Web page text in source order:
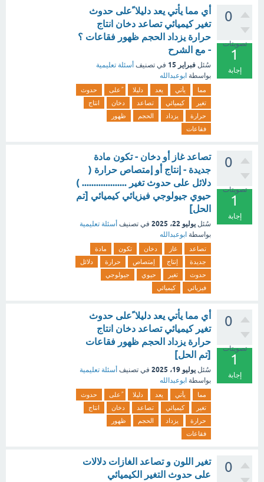
0
تصويتات
1
إجابة
أي مما يأتي يعد دليلا ًعلى حدوث
تغير كيميائي تصاعد دخان انتاج
حرارة يزداد الحجم ظهور فقاعات ؟
- مع الشرح
سُئل فبراير 15 في تصنيف أسئلة تعليمية
بواسطة ابوعبدالله
مما يأتي يعد دليلا ًعلى
حدوث
تغير
كيميائي تصاعد دخان
انتاج
حرارة
يزداد الحجم
ظهور
فقاعات
0
تصويتات
1
إجابة
تصاعد غاز أو دخان - تكون مادة
جديدة - إنتاج أو إمتصاص حرارة (
دلائل على حدوث تغير ................... )
حيوي جيولوجي فيزيائي كيميائي [تم
الحل]
سُئل يوليو 22، 2025 في تصنيف أسئلة تعليمية
بواسطة ابوعبدالله
تصاعد غاز دخان تكون
مادة
جديدة
إنتاج إمتصاص حرارة
دلائل
حدوث
تغير حيوي
جيولوجي
فيزيائي
كيميائي
0
تصويتات
1
إجابة
أي مما يأتي يعد دليلا ًعلى حدوث
تغير كيميائي تصاعد دخان انتاج
حرارة يزداد الحجم ظهور فقاعات
[تم الحل]
سُئل يوليو 19، 2025 في تصنيف أسئلة تعليمية
بواسطة ابوعبدالله
مما يأتي يعد دليلا ًعلى
حدوث
تغير
كيميائي تصاعد دخان
انتاج
حرارة
يزداد الحجم
ظهور
فقاعات
0
تغير اللون و تصاعد الغازات دلالات
على حدوث التغير الكيميائي